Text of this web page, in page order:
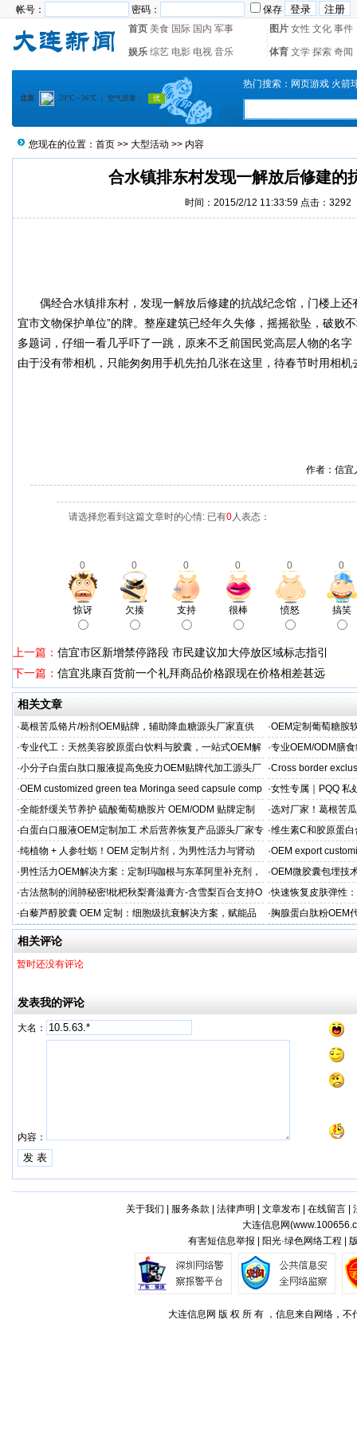
帐号： 密码：
保存
首页 美食 国际 国内 军事 图片 女性 文化 事件
娱乐 综艺 电影 电视 音乐 体育 文学 探索 奇闻
热门搜索： 网页游戏 火箭
您现在的位置： 首页 >> 大型活动 >> 内容
合水镇排东村发现一解放后修建的
时间：2015/2/12 11:33:59 点击：3292
偶经合水镇排东村 ，发现一解放后修建的抗战纪念馆，门楼上
宜市文物保护单位”的牌。整座建筑已经年久失修，摇摇欲坠，破败
多题词，仔细一看几乎吓了一跳，原来不乏前国民党高层人物的名
由于没有带相机，只能匆匆用手机先拍几张在这里，待春节时用相机
作者：信
请选择您看到这篇文章时的心情: 已有0人表态：
0 0 0 0 0 0
惊讶 欠揍 支持 很棒 愤怒 搞笑
上一篇： 信宜市区新增禁停路段 市民建议加大停放区域标志指引
下一篇： 信宜兆康百货前一个礼拜商品价格跟现在价格相差甚远
相关文章
·葛根苦瓜铬片/粉剂OEM贴牌，辅助降血糖源头厂家直供 ·OEM定制葡萄糖胺
·专业代工：天然美容胶原蛋白饮料与胶囊，一站式OEM解
决方案，助力外贸客户全球市场
·专业OEM/ODM膳
保障
·小分子白蛋白肽口服液提高免疫力OEM贴牌代加工源头厂
家直供
·Cross border
·OEM customized green tea Moringa seed capsule comp ·女性专属｜PQQ 私
贸专供
·全能舒缓关节养护 硫酸葡萄糖胺片 OEM/ODM 贴牌定制
按需定制
·选对厂家！葛根苦
·白蛋白口服液OEM定制加工 术后营养恢复产品源头厂家专
属服务
·维生素C和胶原蛋
·纯植物 + 人参牡蛎！OEM 定制片剂，为男性活力与肾动
力保驾护航
·OEM export
·男性活力OEM解决方案：定制玛咖根与东革阿里补充剂，
出口市场专属
·OEM微胶囊包埋技
代工定制
·古法熬制的润肺秘密!枇杷秋梨膏滋膏方-含雪梨百合支持O
EM加工
·快速恢复皮肤弹性
美肌补充剂专业代工
·白藜芦醇胶囊 OEM 定制：细胞级抗衰解决方案，赋能品
牌精准布局大健康
· 胸腺蛋白肽粉OEM
力健康产品快速上市
相关评论
暂时还没有评论
发表我的评论
大名：
内容：
关于我们 服务条款 法律声明 文章发布| 在线留言|
大连信息网(
有害短信息举报 | 阳光·绿色网络工程 |
大连信息网 版 权 所 有 ，信息来自网络，